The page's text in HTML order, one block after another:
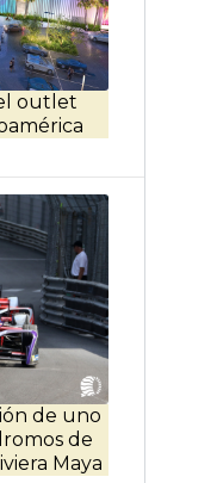
outlet
de uno
de
Maya